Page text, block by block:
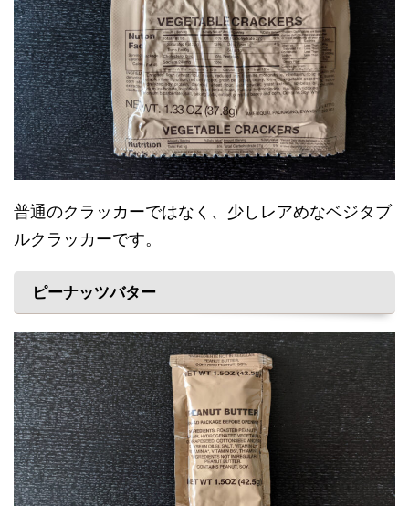
普通のクラッカーではなく、少しレアめなベジタブ
ルクラッカーです。
ピーナッツバター